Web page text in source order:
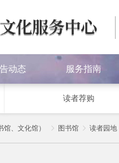
动态 服务指南
读者荐购
、文化馆）  图书馆  读者园地